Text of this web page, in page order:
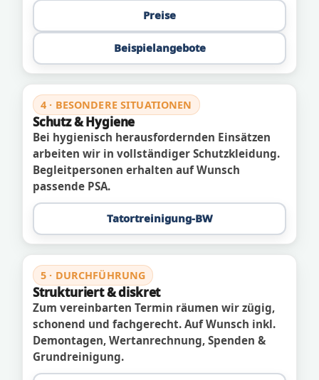
Preise
Beispielangebote
4 · BESONDERE SITUATIONEN
Schutz & Hygiene
Bei hygienisch herausfordernden Einsätzen
arbeiten wir in vollständiger Schutzkleidung.
Begleitpersonen erhalten auf Wunsch
passende PSA.
Tatortreinigung-BW
5 · DURCHFÜHRUNG
Strukturiert & diskret
Zum vereinbarten Termin räumen wir zügig,
schonend und fachgerecht. Auf Wunsch inkl.
Demontagen, Wertanrechnung, Spenden &
Grundreinigung.